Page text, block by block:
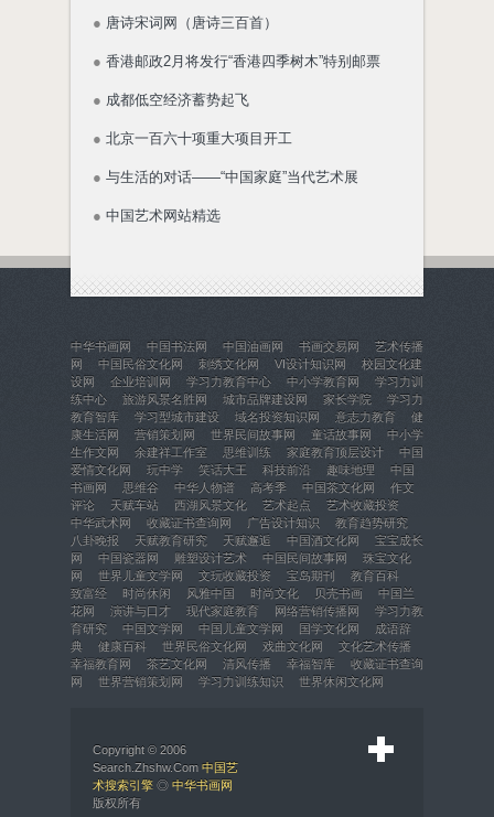
● 唐诗宋词网（唐诗三百首）
● 香港邮政2月将发行“香港四季树木”特别邮票
● 成都低空经济蓄势起飞
● 北京一百六十项重大项目开工
● 与生活的对话——“中国家庭”当代艺术展
● 中国艺术网站精选
中华书画网 中国书法网 中国油画网 书画交易网
艺术传播
网
中国民俗文化网 刺绣文化网 VI设计知识网
校园文化建
设网
企业培训网 学习力教育中心 中小学教育网
学习力训
练中心
旅游风景名胜网 城市品牌建设网 家长学院
学习力
教育智库
学习型城市建设 域名投资知识网 意志力教育
健
康生活网
营销策划网 世界民间故事网 童话故事网
中小学
生作文网
余建祥工作室 思维训练 家庭教育顶层设计
中国
爱情文化网
玩中学 笑话大王 科技前沿 趣味地理
中国
书画网
思维谷 中华人物谱 高考季 中国茶文化网
作文
评论
天赋车站 西湖风景文化 艺术起点
艺术收藏投资
中华武术网
收藏证书查询网 广告设计知识
教育趋势研究
八卦晚报
天赋教育研究 天赋邂逅 中国酒文化网
宝宝成长
网
中国瓷器网 雕塑设计艺术 中国民间故事网
珠宝文化
网
世界儿童文学网 文玩收藏投资 宝岛期刊
教育百科
致富经
时尚休闲 风雅中国 时尚文化 贝壳书画
中国兰
花网
演讲与口才 现代家庭教育 网络营销传播网
学习力教
育研究
中国文学网 中国儿童文学网 国学文化网
成语辞
典
健康百科 世界民俗文化网 戏曲文化网
文化艺术传播
幸福教育网
茶艺文化网 清风传播 幸福智库
收藏证书查询
网
世界营销策划网 学习力训练知识 世界休闲文化网
Copyright © 2006
Search.Zhshw.Com 中国艺
术搜索引擎 ◎ 中华书画网
版权所有